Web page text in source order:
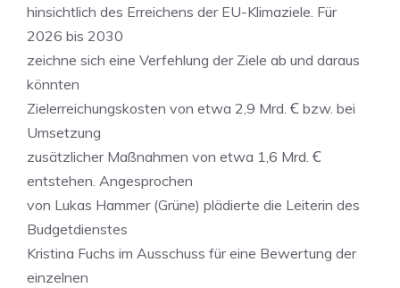
hinsichtlich des Erreichens der EU-Klimaziele. Für
2026 bis 2030
zeichne sich eine Verfehlung der Ziele ab und daraus
könnten
Zielerreichungskosten von etwa 2,9 Mrd. Ꞓ bzw. bei
Umsetzung
zusätzlicher Maßnahmen von etwa 1,6 Mrd. Ꞓ
entstehen. Angesprochen
von Lukas Hammer (Grüne) plädierte die Leiterin des
Budgetdienstes
Kristina Fuchs im Ausschuss für eine Bewertung der
einzelnen